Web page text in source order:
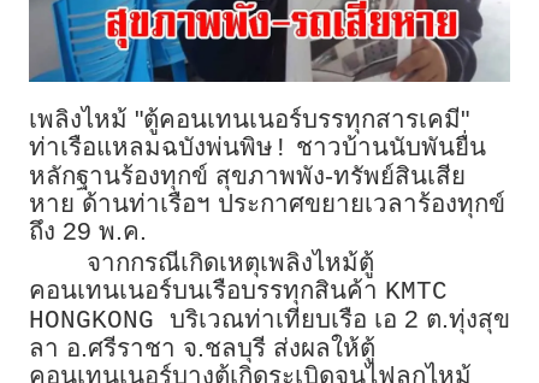
เพลิงไหม้ "ตู้คอนเทนเนอร์บรรทุกสารเคมี"
ท่าเรือแหลมฉบังพ่นพิษ ! ชาวบ้านนับพันยื่น
หลักฐานร้องทุกข์ สุขภาพพัง-ทรัพย์สินเสีย
หาย ด้านท่าเรือฯ ประกาศขยายเวลาร้องทุกข์
ถึง 29 พ.ค.
จากกรณีเกิดเหตุเพลิงไหม้ตู้
คอนเทนเนอร์บนเรือบรรทุกสินค้า KMTC
HONGKONG บริเวณท่าเทียบเรือ เอ 2 ต.ทุ่งสุข
ลา อ.ศรีราชา จ.ชลบุรี ส่งผลให้ตู้
คอนเทนเนอร์บางตู้เกิดระเบิดจนไฟลุกไหม้